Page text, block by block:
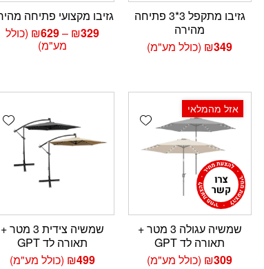
גזיבו מתקפל 3*3 פתיחה
מהירה
₪349 (כולל מע"מ)
גזיבו מקצועי פתיחה
₪329
–
₪629 טווח
מחירים:
(כולל
מע"מ)
Add wishlist אזל מהמלאי
שמשיה עגולה 3 מטר +
תאורה לד GPT
₪309 (כולל מע"מ)
שמשיה צידית 3 מטר +
תאורה לד GPT
₪499 (כולל מע"מ)